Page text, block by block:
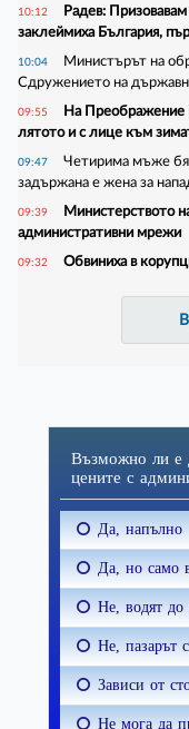
10:12
Радев:
заклеймиха България,
10:04
Министърът на
Сдружението на
09:55
На Преображение
лятото и с лице към
09:47
Четирима мъже
задържана е жена за
09:39
Министерството
административни мрежи
09:32 Обвиниха в